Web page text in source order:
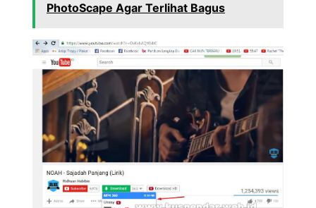
PhotoScape Agar Terlihat Bagus